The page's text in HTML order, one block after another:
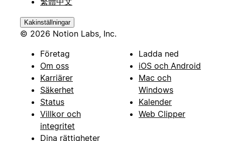
Kakinställningar
© 2026 Notion Labs, Inc.
Företag
Om oss
Karriärer
Säkerhet
Status
Villkor och
integritet
Dina rättigheter
Ladda ned
iOS och Android
Mac och
Windows
Kalender
Web Clipper